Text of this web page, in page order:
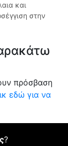
και
στην
πρόσβαση
εδώ για να
?